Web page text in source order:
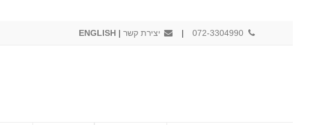
| יצירת קשר |
ENGLISH